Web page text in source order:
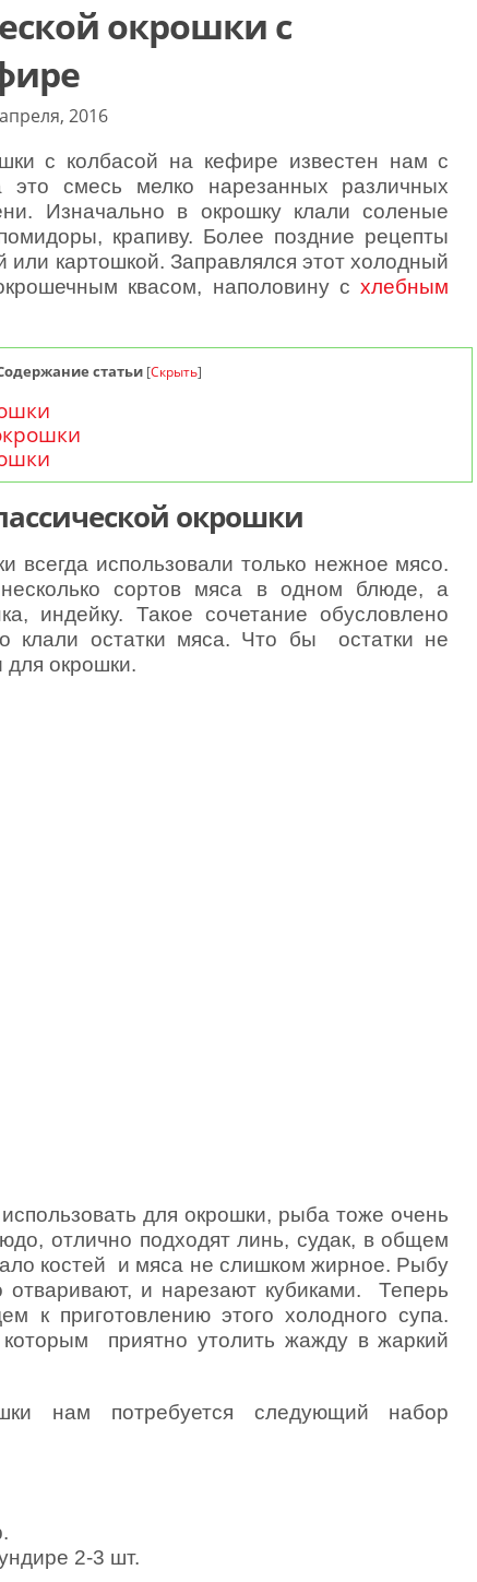
окрошки с
2016
с колбасой на кефире известен нам с
это смесь мелко нарезанных различных
Изначально в окрошку клали соленые
крапиву. Более поздние рецепты
или картошкой. Заправлялся этот холодный
квасом, наполовину схлебным
статьи [Скрыть]
окрошки
всегда использовали только нежное мясо.
сортов мяса в одном блюде, а
индейку. Такое сочетание обусловлено
клали остатки мяса. Что бы остатки не
для окрошки.
для окрошки, рыба тоже очень
отлично подходят линь, судак, в общем
костей и мяса не слишком жирное. Рыбу
отваривают, и нарезают кубиками. Теперь
к приготовлению этого холодного супа.
которым приятно утолить жажду в жаркий
нам потребуется следующий набор
2-3 шт.